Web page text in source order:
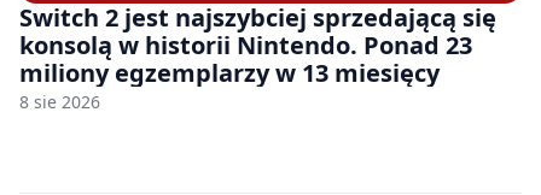
Switch 2 jest najszybciej sprzedającą się
konsolą w historii Nintendo. Ponad 23
miliony egzemplarzy w 13 miesięcy
8 sie 2026